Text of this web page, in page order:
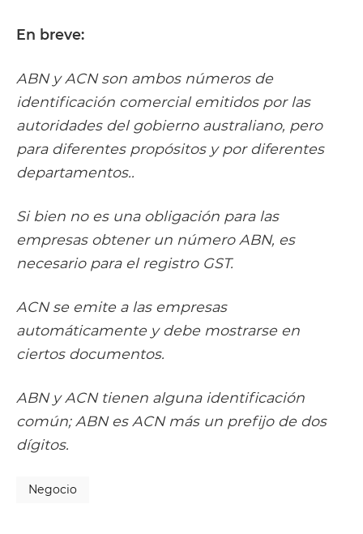
En breve:
ABN y ACN son ambos números de
identificación comercial emitidos por las
autoridades del gobierno australiano, pero
para diferentes propósitos y por diferentes
departamentos..
Si bien no es una obligación para las
empresas obtener un número ABN, es
necesario para el registro GST.
ACN se emite a las empresas
automáticamente y debe mostrarse en
ciertos documentos.
ABN y ACN tienen alguna identificación
común; ABN es ACN más un prefijo de dos
dígitos.
Negocio